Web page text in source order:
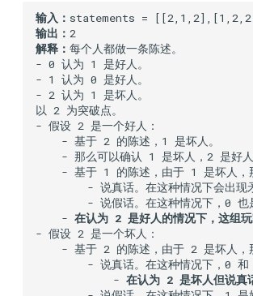
elements
1862.sum-of-floored-pairs
1879.minimum-xor-sum-of-
two-arrays
2011.final-value-of-variable-
after-performing-operations
2034.stock-price-fluctuation
2044.count-number-of-
maximum-bitwise-or-subsets
输入：
输出：
解释： 每个人都做一条陈述。
- 0 认为 1 是好人。
- 1 认为 0 是好人。
- 2 认为 1 是坏人。
以 2 为突破点。
- 假设 2 是一个好人：
    - 基于 2 的陈述，1 是坏人。
- 那么可以确认 1 是坏人，2 是好人
- 基于 1 的陈述，由于 1 是坏人，
- 说真话。在这种情况下会出现
- 说假话。在这种情况下，0 也
    -
在认为 2 是好人的情况下，这组玩
- 假设 2 是一个坏人：
- 基于 2 的陈述，由于 2 是坏人，
- 说真话。在这种情况下，0 和
            -
在认为 2 是坏人但说真